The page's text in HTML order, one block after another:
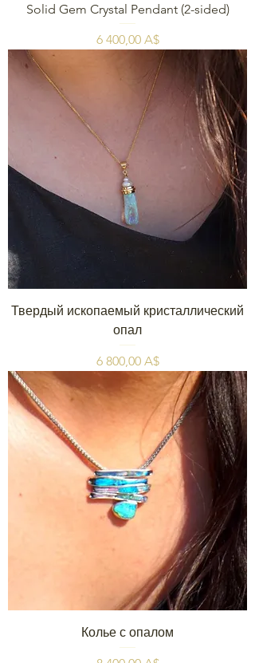
Solid Gem Crystal Pendant (2-sided)
Цена
6 400,00 A$
Твердый ископаемый кристаллический
опал
Цена
6 800,00 A$
Колье с опалом